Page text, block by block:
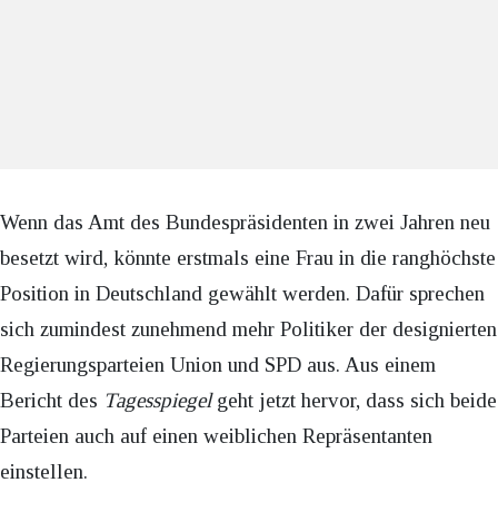
Wenn das Amt des Bundespräsidenten in zwei Jahren neu
besetzt wird, könnte erstmals eine Frau in die ranghöchste
Position in Deutschland gewählt werden. Dafür sprechen
sich zumindest zunehmend mehr Politiker der designierten
Regierungsparteien Union und SPD aus. Aus einem
Bericht des Tagesspiegelgeht jetzt hervor, dass sich beide
Parteien auch auf einen weiblichen Repräsentanten
einstellen.